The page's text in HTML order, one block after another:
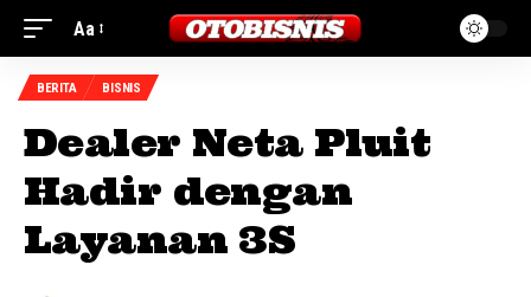
Aa
BERITA BISNIS
Dealer Neta Pluit
Hadir dengan
Layanan 3S